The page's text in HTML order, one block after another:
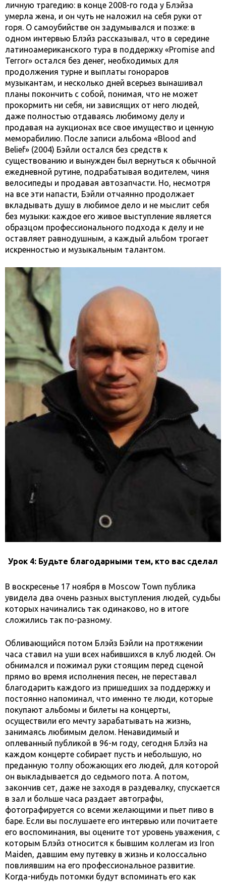
личную трагедию: в конце 2008-го года у Блэйза
умерла жена, и он чуть не наложил на себя руки от
горя. О самоубийстве он задумывался и позже: в
одном интервью Блэйз рассказывал, что в середине
латиноамериканского тура в поддержку «Promise and
Terror» остался без денег, необходимых для
продолжения турне и выплаты гонораров
музыкантам, и несколько дней всерьез вынашивал
планы покончить с собой, понимая, что не может
прокормить ни себя, ни зависящих от него людей,
даже полностью отдаваясь любимому делу и
продавая на аукционах все свое имущество и ценную
меморабилию. После записи альбома «Blood and
Belief» (2004) Бэйли остался без средств к
существованию и вынужден был вернуться к обычной
ежедневной рутине, подрабатывая водителем, чиня
велосипеды и продавая автозапчасти. Но, несмотря
на все эти напасти, Бэйли отчаянно продолжает
вкладывать душу в любимое дело и не мыслит себя
без музыки: каждое его живое выступление является
образцом профессионального подхода к делу и не
оставляет равнодушным, а каждый альбом трогает
искренностью и музыкальным талантом.
Урок 4: Будьте благодарными тем, кто вас сделал
В воскресенье 17 ноября в Moscow Town публика
увидела два очень разных выступления людей, судьбы
которых начинались так одинаково, но в итоге
сложились так по-разному.
Обливающийся потом Блэйз Бэйли на протяжении
часа ставил на уши всех набившихся в клуб людей. Он
обнимался и пожимал руки стоящим перед сценой
прямо во время исполнения песен, не переставал
благодарить каждого из пришедших за поддержку и
постоянно напоминал, что именно те люди, которые
покупают альбомы и билеты на концерты,
осуществили его мечту зарабатывать на жизнь,
занимаясь любимым делом. Ненавидимый и
оплеванный публикой в 96-м году, сегодня Блэйз на
каждом концерте собирает пусть и небольшую, но
преданную толпу обожающих его людей, для которой
он выкладывается до седьмого пота. А потом,
закончив сет, даже не заходя в раздевалку, спускается
в зал и больше часа раздает автографы,
фотографируется со всеми желающими и пьет пиво в
баре. Если вы послушаете его интервью или почитаете
его воспоминания, вы оцените тот уровень уважения, с
которым Блэйз относится к бывшим коллегам из Iron
Maiden, давшим ему путевку в жизнь и колоссально
повлиявшим на его профессиональное развитие.
Когда-нибудь потомки будут вспоминать его как